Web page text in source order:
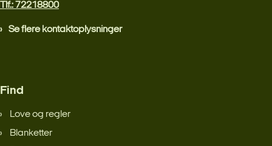
Tlf.: 72218800
Se flere kontaktoplysninger
Find
Love og regler
Blanketter